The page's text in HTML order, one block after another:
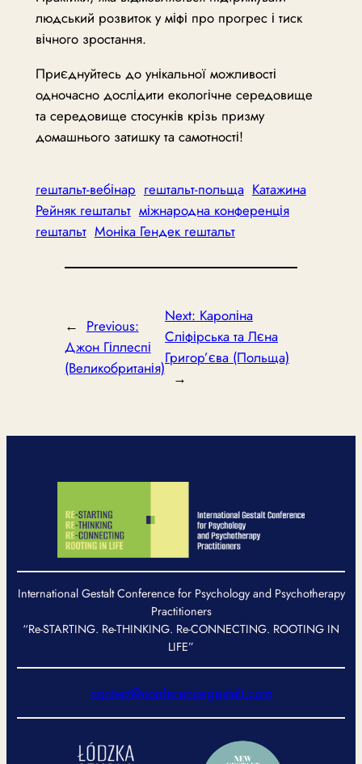
людський розвиток у міфі про прогрес і тиск
вічного зростання.
Приєднуйтесь до унікальної можливості
одночасно дослідити екологічне середовище
та середовище стосунків крізь призму
домашнього затишку та самотності!
гештальт-вебінар гештальт-польща Катажина
Рейняк гештальт міжнародна конференція
гештальт Моніка Гендек гештальт
← Previous:
Джон Гіллеспі
(Великобританія)
Next: Кароліна
Сліфірська та Лєна
Григор’єва (Польща)
→
International Gestalt Conference for Psychology and Psychotherapy
Practitioners
“Re-STARTING. Re-THINKING. Re-CONNECTING. ROOTING IN
LIFE”
contact@conferencegestalt.com